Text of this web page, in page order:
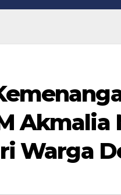
Akmalia
Warga